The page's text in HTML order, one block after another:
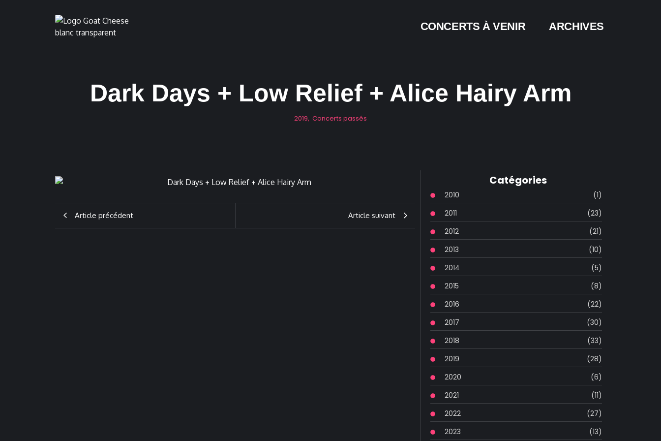
CONCERTS À VENIR ARCHIVES
Dark Days + Low Relief + Alice Hairy Arm
2019, Concerts passés
Article précédent Article suivant
Catégories
2010
(1)
2011
(23)
2012
(21)
2013
(10)
2014
(5)
2015
(8)
2016
(22)
2017
(30)
2018
(33)
2019
(28)
2020
(6)
2021
(11)
2022
(27)
2023
(13)